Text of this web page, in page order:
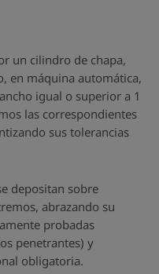
un cilindro de chapa,
en máquina automática,
igual o superior a 1
las correspondientes
sus tolerancias
depositan sobre
abrazando su
probadas
penetrantes) y
obligatoria.